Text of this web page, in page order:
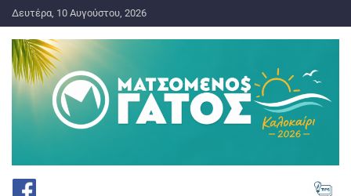
Δευτέρα, 10 Αυγούστου, 2026
Ματσωμένος Γάτος – Όλα για